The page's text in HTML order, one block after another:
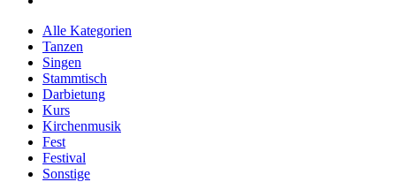
Alle Kategorien
Tanzen
Singen
Stammtisch
Darbietung
Kurs
Kirchenmusik
Fest
Festival
Sonstige